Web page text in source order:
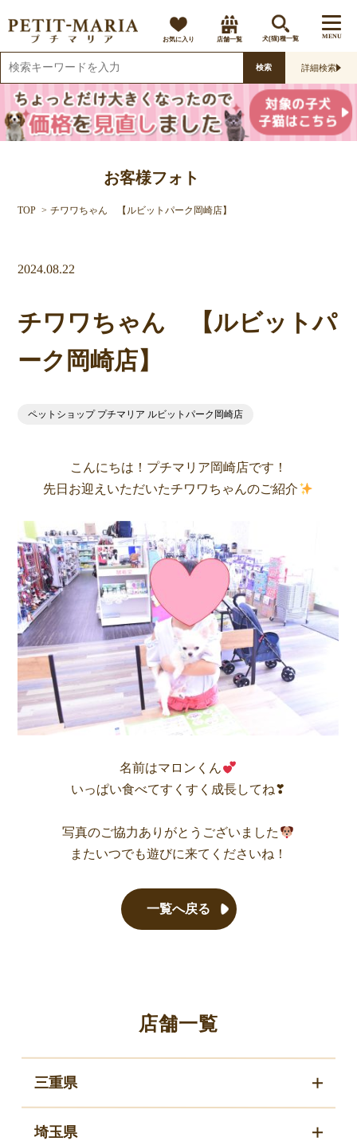
お気に入り 店舗一覧 犬(猫)種一覧 MENU
検索 詳細検索
お客様フォト
TOP チワワちゃん 【ルビットパーク岡崎店】
2024.08.22
チワワちゃん 【ルビットパ
ーク岡崎店】
ペットショップ プチマリア ルビットパーク岡崎店
こんにちは！プチマリア岡崎店です！
先日お迎えいただいたチワワちゃんのご紹介
名前はマロンくん
いっぱい食べてすくすく成長してね❣
写真のご協力ありがとうございました
またいつでも遊びに来てくださいね！
一覧へ戻る
店舗一覧
三重県
埼玉県